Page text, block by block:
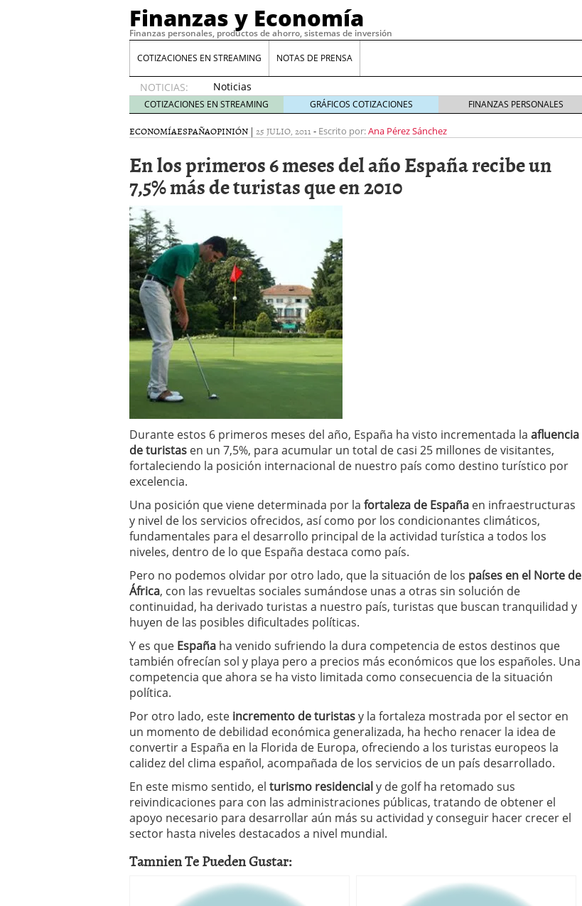
Finanzas y Economía
Finanzas personales, productos de ahorro, sistemas de inversión
COTIZACIONES EN STREAMING NOTAS DE PRENSA
NOTICIAS:
Noticias
de XRP
por qué
las
whales
suelen
de 2026
Comparativa Costes vs Agilidad: ¿Por qué el Préstamo Promotor privado
acelera la rentabilidad? 12 de diciembre de 2025
Meses sin intereses: Cómo aprovechar esta opción para gestionar tus
compras 24 de noviembre de 2025
Planificar tu herencia también es una decisión financiera: cómo anticiparte
a los costes 21 de noviembre de 2025
¿Cuánto cuesta un software punto de venta?
COTIZACIONES EN STREAMING GRÁFICOS COTIZACIONES FINANZAS PERSONALES
ECONOMÍAESPAÑAOPINIÓN | 25 JULIO, 2011 - Escrito por:Ana Pérez Sánchez
En los primeros 6 meses del año España recibe un
7,5% más de turistas que en 2010
Durante estos 6 primeros meses del año, España ha visto incrementada la afluencia
de turistas en un 7,5%, para acumular un total de casi 25 millones de visitantes,
fortaleciendo la posición internacional de nuestro país como destino turístico por
excelencia.
Una posición que viene determinada por la fortaleza de España en infraestructuras
y nivel de los servicios ofrecidos, así como por los condicionantes climáticos,
fundamentales para el desarrollo principal de la actividad turística a todos los
niveles, dentro de lo que España destaca como país.
Pero no podemos olvidar por otro lado, que la situación de los países en el Norte de
África, con las revueltas sociales sumándose unas a otras sin solución de
continuidad, ha derivado turistas a nuestro país, turistas que buscan tranquilidad y
huyen de las posibles dificultades políticas.
Y es que España ha venido sufriendo la dura competencia de estos destinos que
también ofrecían sol y playa pero a precios más económicos que los españoles. Una
competencia que ahora se ha visto limitada como consecuencia de la situación
política.
Por otro lado, este incremento de turistasy la fortaleza mostrada por el sector en
un momento de debilidad económica generalizada, ha hecho renacer la idea de
convertir a España en la Florida de Europa, ofreciendo a los turistas europeos la
calidez del clima español, acompañada de los servicios de un país desarrollado.
En este mismo sentido, el turismo residencialy de golf ha retomado sus
reivindicaciones para con las administraciones públicas, tratando de obtener el
apoyo necesario para desarrollar aún más su actividad y conseguir hacer crecer el
sector hasta niveles destacados a nivel mundial.
Tamnien Te Pueden Gustar: